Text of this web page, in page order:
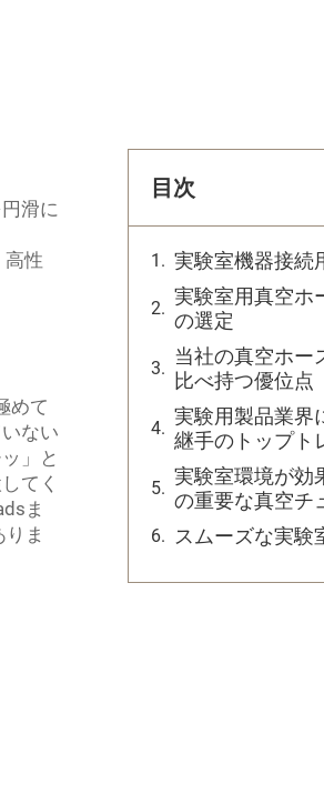
滑に
高性
めて
ない
」と
てく
ま
ま
目次
実験室機器接続
実験室用真空ホ
の選定
当社の真空ホー
比べ持つ優位点
実験用製品業界
継手のトップト
実験室環境が効
の重要な真空チ
スムーズな実験